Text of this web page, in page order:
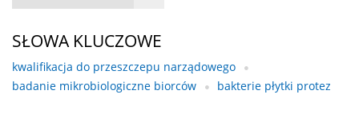
SŁOWA KLUCZOWE
kwalifikacja do przeszczepu narządowego
badanie mikrobiologiczne biorców
bakterie płytki protez